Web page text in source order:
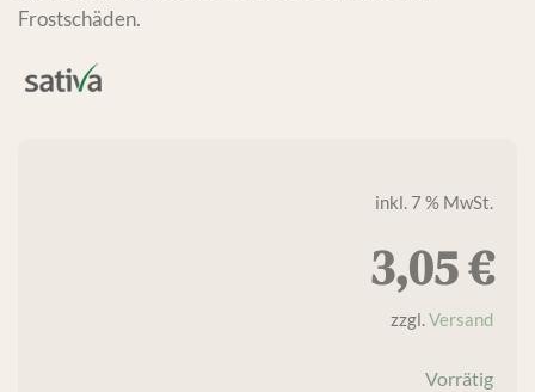
Frostschäden.
inkl. 7 % MwSt.
3,05€
zzgl.Versand
Vorrätig